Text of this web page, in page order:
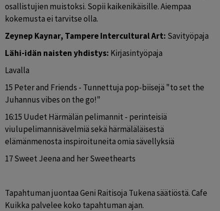
osallistujien muistoksi. Sopii kaikenikäisille. Aiempaa
kokemusta ei tarvitse olla.
Zeynep Kaynar, Tampere Intercultural Art: Savityöpaja
Lähi-idän naisten yhdistys: Kirjasintyöpaja
Lavalla
15 Peter and Friends - Tunnettuja pop-biisejä "to set the
Juhannus vibes on the go!"
16:15 Uudet Härmälän pelimannit - perinteisiä
viulupelimannisävelmiä sekä härmäläläisestä
elämänmenosta inspiroituneita omia sävellyksiä
17 Sweet Jeena and her Sweethearts
Tapahtuman juontaa Geni Raitisoja Tukena säätiöstä. Cafe
Kuikka palvelee koko tapahtuman ajan.